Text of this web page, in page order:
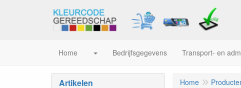
Home Bedrijfsgegevens Transport- en
Artikelen Home